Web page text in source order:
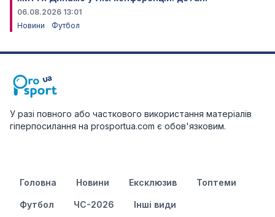
06.08.2026 13:01
Новини
Футбол
У разі повного або часткового використання матеріалів
гіперпосилання на prosportua.com є обов'язковим.
Головна Новини Ексклюзив Топтеми
Футбол ЧС-2026 Інші види